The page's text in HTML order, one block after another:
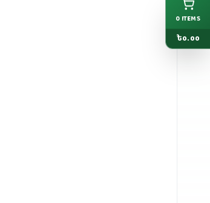
0 ITEMS
৳0.00